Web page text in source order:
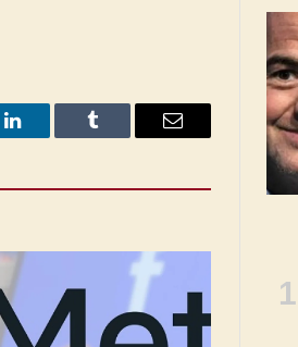
LinkedIn Tumblr Email